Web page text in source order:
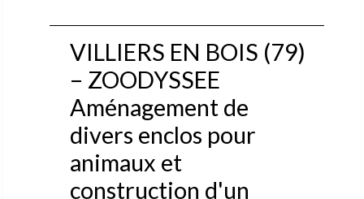
VILLIERS EN BOIS (79)
– ZOODYSSEE
Aménagement de
divers enclos pour
animaux et
construction d'un